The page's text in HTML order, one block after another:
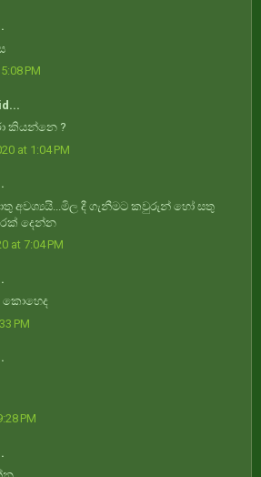
PM
කියන්නෙ ?
at 1:04 PM
අවශ්‍යයි...මිල දී ගැනීමට කවුරුන් හෝ සතු
දෙන්න
at 7:04 PM
කොහෙද
PM
PM